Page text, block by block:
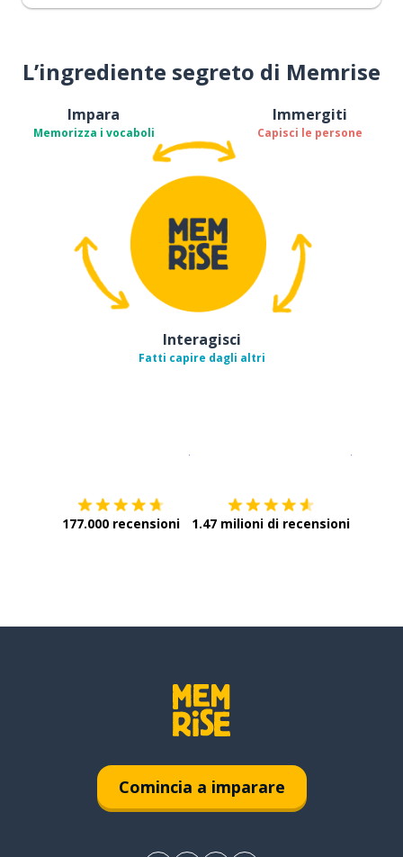
L’ingrediente segreto di Memrise
Impara
Memorizza i vocaboli
Immergiti
Capisci le persone
Interagisci
Fatti capire dagli altri
177.000 recensioni 1.47 milioni di recensioni
Comincia a imparare